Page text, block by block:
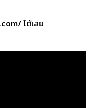
ได้เลย